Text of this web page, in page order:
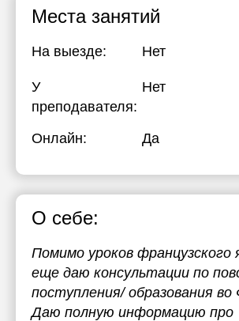
Места занятий
На выезде: Нет
У
преподавателя:
Нет
Онлайн: Да
О себе:
Помимо уроков французского
еще даю консультации по
поступления/ образования во
Даю полную информацию про